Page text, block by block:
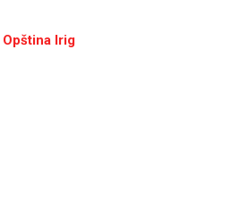
Оpština Irig